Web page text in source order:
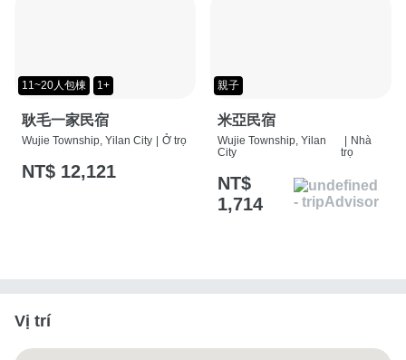
11~20人包棟 1+
耿毛一家民宿
Wujie Township, Yilan City Ở trọ
NT$ 12,121
親子
米亞民宿
Wujie Township, Yilan
City
Nhà
trọ
NT$
1,714
Vị trí